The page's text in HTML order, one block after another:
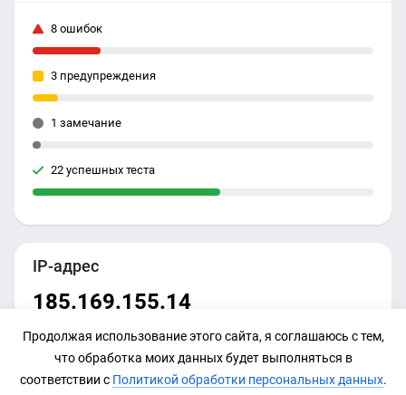
IP-адрес
185.169.155.14
8 ошибок
3 предупреждения
1 замечание
22 успешных теста
Продолжая использование этого сайта, я соглашаюсь с тем,
что обработка моих данных будет выполняться в
соответствии с Политикой обработки персональных данных.